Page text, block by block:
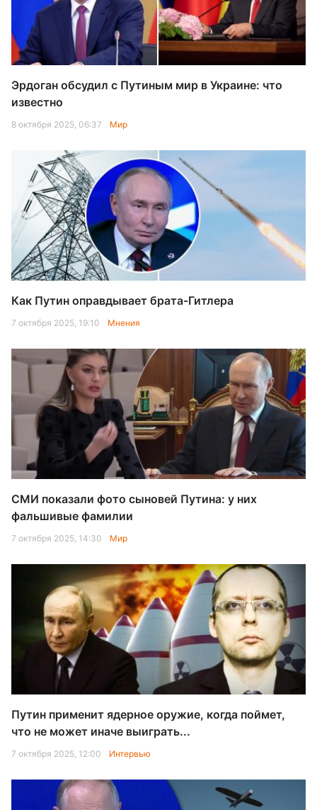
Эрдоган обсудил с Путиным мир в Украине: что
известно
8 октября 2025, 06:37 Мир
Как Путин оправдывает брата-Гитлера
7 октября 2025, 19:10 Мнения
СМИ показали фото сыновей Путина: у них
фальшивые фамилии
7 октября 2025, 14:30 Мир
Путин применит ядерное оружие, когда поймет,
что не может иначе выиграть...
7 октября 2025, 12:00 Интервью